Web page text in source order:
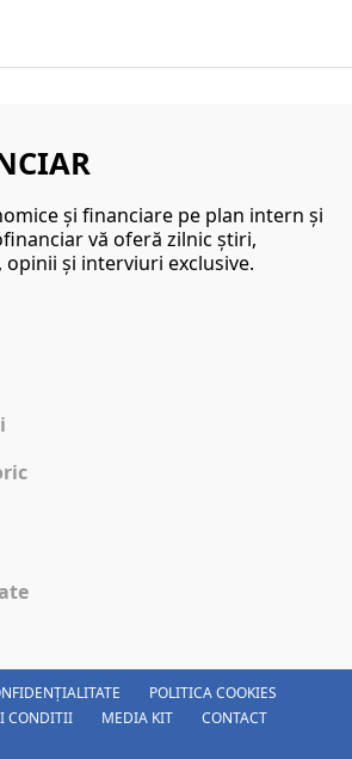
şi financiare pe plan intern şi
vă oferă zilnic ştiri,
opinii şi interviuri exclusive.
POLITICA COOKIES
CONDITII
MEDIA KIT
CONTACT